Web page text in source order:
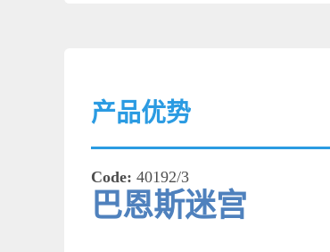
产品优势
Code: 40192/3
巴恩斯迷宫